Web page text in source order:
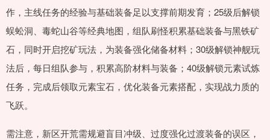
作，主线任务的经验与基础装备足以支撑前期发育；25级后解锁
蜈蚣洞、毒蛇山谷等经典地图，组队刷怪积累基础装备与黑铁矿
石，同时开启挖矿玩法，为装备强化储备材料；30级解锁神舰玩
法后，每日组队参与，积累高阶材料与装备；40级解锁元素试炼
任务，完成后领取元素宝石，优化装备元素搭配，实现战力质的
飞跃。
需注意，新区开荒需规避盲目冲级、过度强化过渡装备的误区，